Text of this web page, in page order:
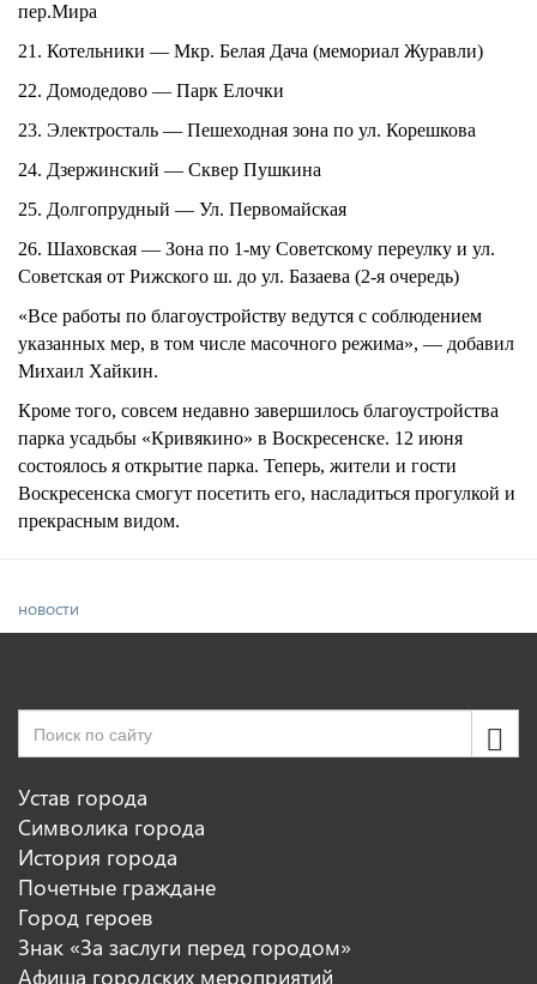
пер.Мира
21. Котельники — Мкр. Белая Дача (мемориал Журавли)
22. Домодедово — Парк Елочки
23. Электросталь — Пешеходная зона по ул. Корешкова
24. Дзержинский — Сквер Пушкина
25. Долгопрудный — Ул. Первомайская
26. Шаховская — Зона по 1-му Советскому переулку и ул.
Советская от Рижского ш. до ул. Базаева (2-я очередь)
«Все работы по благоустройству ведутся с соблюдением
указанных мер, в том числе масочного режима», — добавил
Михаил Хайкин.
Кроме того, совсем недавно завершилось благоустройства
парка усадьбы «Кривякино» в Воскресенске. 12 июня
состоялось я открытие парка. Теперь, жители и гости
Воскресенска смогут посетить его, насладиться прогулкой и
прекрасным видом.
новости
Устав города
Символика города
История города
Почетные граждане
Город героев
Знак «За заслуги перед городом»
Афиша городских мероприятий